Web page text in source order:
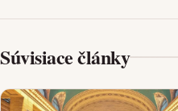
Súvisiace články